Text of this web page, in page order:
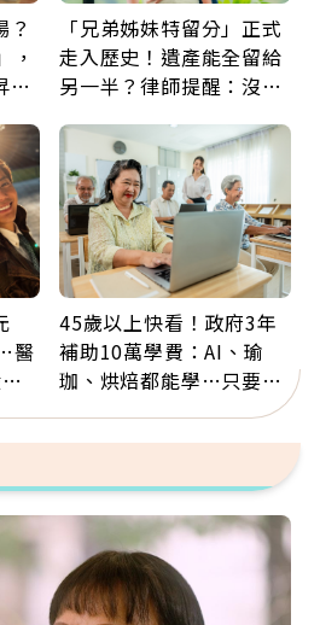
？
，
「兄弟姊妹特留分」正式
走入歷史！遺產能全留給
另一半？律師提醒：沒做
醫
45歲以上快看！政府3年
補助10萬學費：AI、瑜
珈、烘焙都能學…只要願